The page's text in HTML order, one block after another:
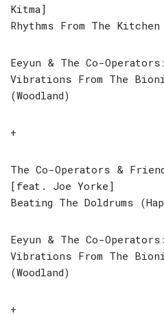
Kitma]
Rhythms From The
Eeyun & The Co-
Vibrations From The
(Woodland)
+
The Co-Operators &
[feat. Joe Yorke]
Beating The Doldrums
Eeyun & The Co-
Vibrations From The
(Woodland)
+